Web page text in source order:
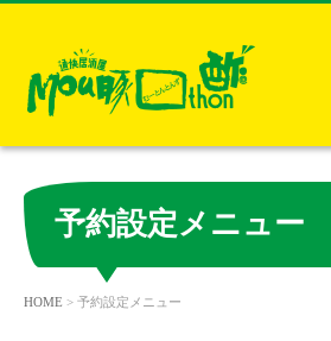
予約設定メニュー
HOME > 予約設定メニュー